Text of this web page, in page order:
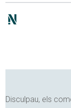
Disculpau, els